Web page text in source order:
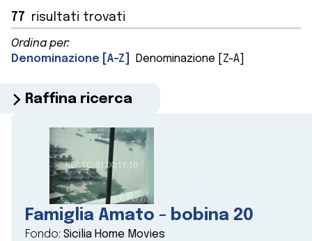
77 risultati trovati
Ordina per:
Denominazione [A-Z]
Denominazione [Z-A]
Raffina ricerca
Famiglia Amato - bobina 20
Fondo: Sicilia Home Movies